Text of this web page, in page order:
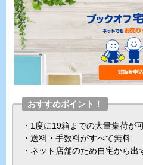
おすすめポイント！
・1度に19箱までの大量集荷が
・送料・手数料がすべて無料
・ネット店舗のため自宅から出